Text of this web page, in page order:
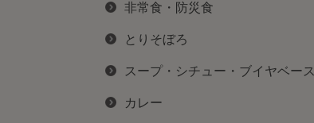
非常食・防災食
とりそぼろ
スープ・シチュー・ブイヤベース
カレー